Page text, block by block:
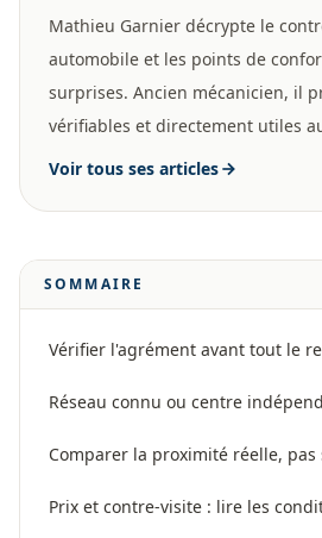
Mathieu Garnier décrypte le
automobile et les points de
surprises. Ancien mécanicien, il
vérifiables et directement utiles
Voir tous ses articles
SOMMAIRE
Vérifier l'agrément avant tout le
Réseau connu ou centre
Comparer la proximité réelle,
Prix et contre-visite : lire les